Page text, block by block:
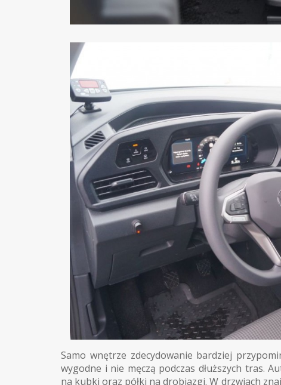
Samo wnętrze zdecydowanie bardziej
wygodne i nie męczą podczas dłuższych tras.
na kubki oraz półki na drobiazgi. W drzwiach